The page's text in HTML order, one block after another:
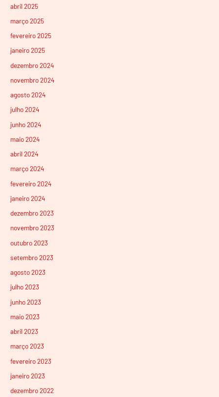
abril 2025
março 2025
fevereiro 2025
janeiro 2025
dezembro 2024
novembro 2024
agosto 2024
julho 2024
junho 2024
maio 2024
abril 2024
março 2024
fevereiro 2024
janeiro 2024
dezembro 2023
novembro 2023
outubro 2023
setembro 2023
agosto 2023
julho 2023
junho 2023
maio 2023
abril 2023
março 2023
fevereiro 2023
janeiro 2023
dezembro 2022